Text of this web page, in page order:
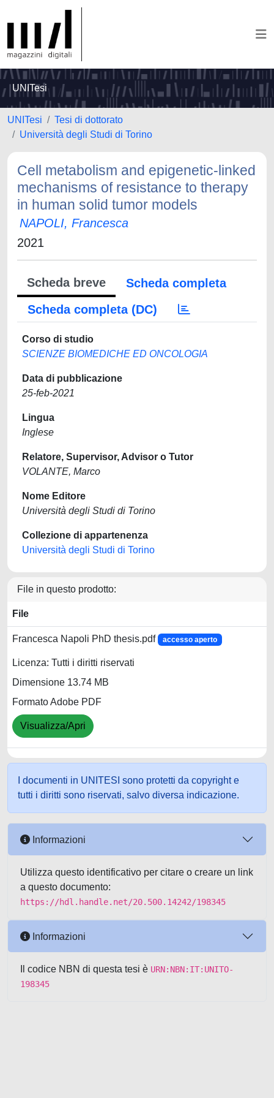
UNITesi
UNITesi
Tesi di dottorato
Università degli Studi di Torino
Cell metabolism and epigenetic-linked
mechanisms of resistance to therapy
in human solid tumor models
NAPOLI, Francesca
2021
Scheda breve
Scheda completa
Scheda completa (DC)
Corso di studio
SCIENZE BIOMEDICHE ED ONCOLOGIA
Data di pubblicazione
25-feb-2021
Lingua
Inglese
Relatore, Supervisor, Advisor o Tutor
VOLANTE, Marco
Nome Editore
Università degli Studi di Torino
Collezione di appartenenza
Università degli Studi di Torino
File in questo prodotto:
File
Francesca Napoli PhD thesis.pdf accesso aperto
Licenza: Tutti i diritti riservati
Dimensione 13.74 MB
Formato Adobe PDF
Visualizza/Apri
I documenti in UNITESI sono protetti da copyright e
tutti i diritti sono riservati, salvo diversa indicazione.
Informazioni
Utilizza questo identificativo per citare o creare un link
a questo documento:
https://hdl.handle.net/20.500.14242/198345
Informazioni
Il codice NBN di questa tesi è URN:NBN:IT:UNITO-
198345